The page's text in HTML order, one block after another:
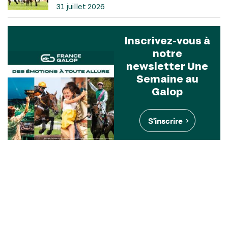
31 juillet 2026
Inscrivez-vous à
notre
newsletter Une
Semaine au
Galop
S'inscrire